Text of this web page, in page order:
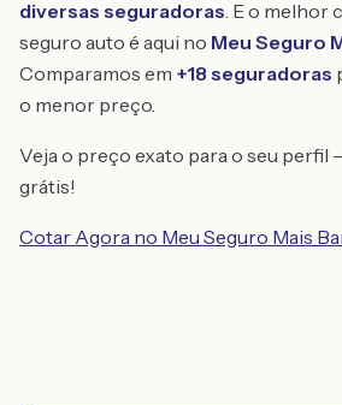
diversas seguradoras. E o melhor
seguro auto é aqui no Meu Seguro
Comparamos em +18 seguradoras
o menor preço.
Veja o preço exato para o seu perfil
grátis!
Cotar Agora no Meu Seguro Mais